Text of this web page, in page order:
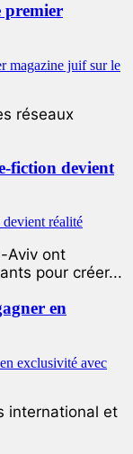
premier
réseaux
fiction devient
Aviv ont
pour créer...
en
international et